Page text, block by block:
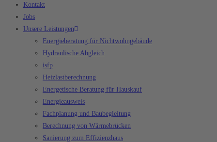
Kontakt
Jobs
Unsere Leistungen
Energieberatung für Nichtwohngebäude
Hydraulische Abgleich
isfp
Heizlastberechnung
Energetische Beratung für Hauskauf
Energieausweis
Fachplanung und Baubegleitung
Berechnung von Wärmebrücken
Sanierung zum Effizienzhaus